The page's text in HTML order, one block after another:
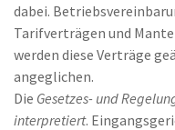
dabei.
Tarifverträgen und
werden diese Verträge
angeglichen.
Die Gesetzes- und
interpretiert.